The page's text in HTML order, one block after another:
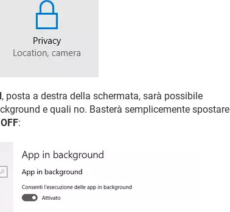
, posta a destra della schermata, sarà possibile
e quali no. Basterà semplicemente spostare
OFF: